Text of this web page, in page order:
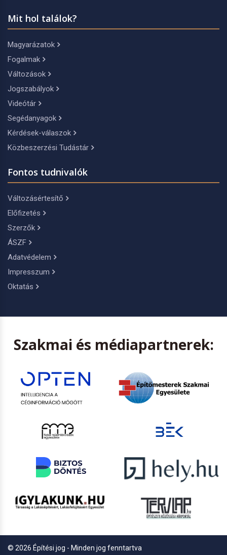
Mit hol találok?
Magyarázatok
Fogalmak
Változások
Jogszabályok
Videótár
Segédanyagok
Kérdések-válaszok
Közbeszerzési Tudástár
Fontos tudnivalók
Változásértesítő
Előfizetés
Szerzők
ÁSZF
Adatvédelem
Impresszum
Oktatás
Szakmai és médiapartnerek:
© 2026 Építési jog - Minden jog fenntartva